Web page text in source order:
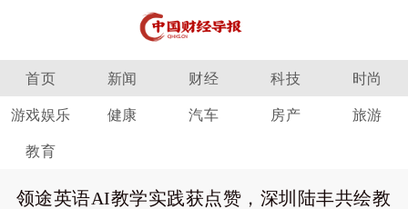
首页 新闻 财经 科技 时尚
游戏娱乐 健康 汽车 房产 旅游
教育
领途英语AI教学实践获点赞，深圳陆丰共绘教